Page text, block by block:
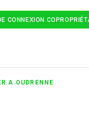
CONNEXION
A OUDRENNE